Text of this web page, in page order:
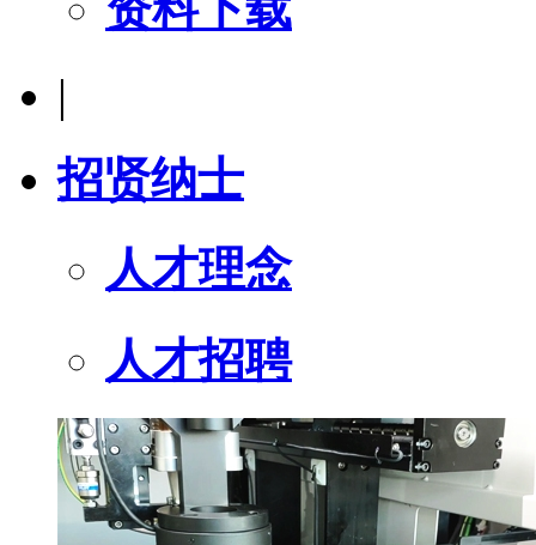
|
招贤纳士
人才理念
人才招聘